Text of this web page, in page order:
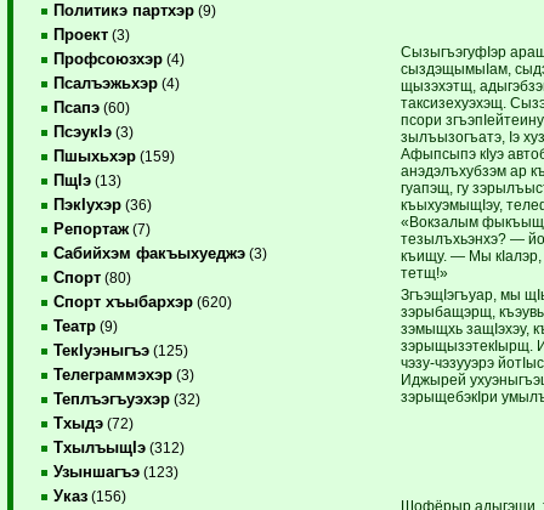
Политикэ партхэр (9)
Проект (3)
Профсоюзхэр (4)
Псалъэжьхэр (4)
Псапэ (60)
ПсэукIэ (3)
Пшыхьхэр (159)
ПщIэ (13)
ПэкIухэр (36)
Репортаж (7)
Сабийхэм факъыхуеджэ (3)
Спорт (80)
Спорт хъыбархэр (620)
Театр (9)
ТекIуэныгъэ (125)
Телеграммэхэр (3)
Теплъэгъуэхэр (32)
Тхыдэ (72)
ТхылъыщIэ (312)
Узыншагъэ (123)
Указ (156)
СызыгъэгуфIэр
сыздэщымыIам,
щызэхэтщ,
таксизехуэхэщ.
псори
зылъызогъатэ, Iэ
Афыпсыпэ кIуэ
анэдэлъхубзэм ар
гуапэщ, гу
къыхуэмыщIэу,
«Вокзалым
тезылъхьэнхэ? —
къищу. — Мы кIалэр,
тетщ!»
ЗгъэщIэгъуар, мы
зэрыбащэрщ,
зэмыщхь защIэхэу,
зэрыщызэтекIырщ.
чэзу-чэзууэрэ
Иджырей
зэрыщебэкIри
Шофёрыр адыгэщи,